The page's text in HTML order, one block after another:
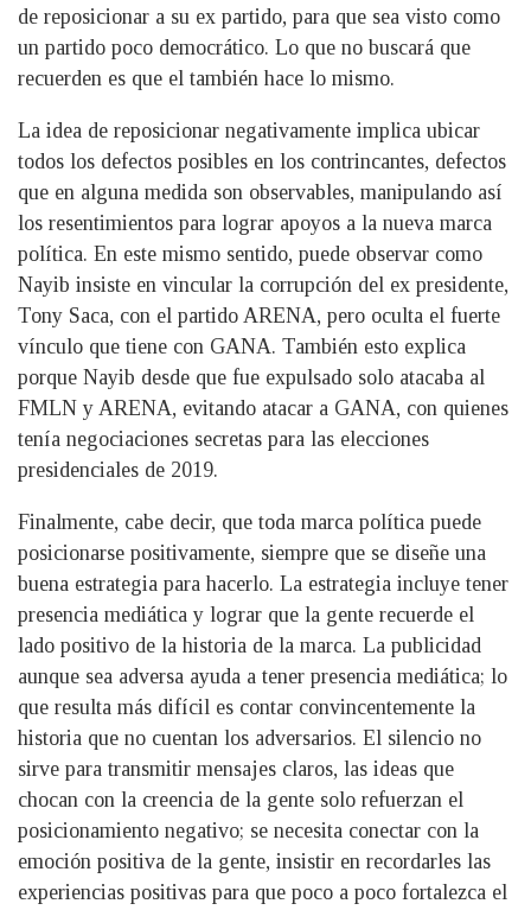
de reposicionar a su ex partido, para que sea visto como
un partido poco democrático. Lo que no buscará que
recuerden es que el también hace lo mismo.
La idea de reposicionar negativamente implica ubicar
todos los defectos posibles en los contrincantes, defectos
que en alguna medida son observables, manipulando así
los resentimientos para lograr apoyos a la nueva marca
política. En este mismo sentido, puede observar como
Nayib insiste en vincular la corrupción del ex presidente,
Tony Saca, con el partido ARENA, pero oculta el fuerte
vínculo que tiene con GANA. También esto explica
porque Nayib desde que fue expulsado solo atacaba al
FMLN y ARENA, evitando atacar a GANA, con quienes
tenía negociaciones secretas para las elecciones
presidenciales de 2019.
Finalmente, cabe decir, que toda marca política puede
posicionarse positivamente, siempre que se diseñe una
buena estrategia para hacerlo. La estrategia incluye tener
presencia mediática y lograr que la gente recuerde el
lado positivo de la historia de la marca. La publicidad
aunque sea adversa ayuda a tener presencia mediática; lo
que resulta más difícil es contar convincentemente la
historia que no cuentan los adversarios. El silencio no
sirve para transmitir mensajes claros, las ideas que
chocan con la creencia de la gente solo refuerzan el
posicionamiento negativo; se necesita conectar con la
emoción positiva de la gente, insistir en recordarles las
experiencias positivas para que poco a poco fortalezca el